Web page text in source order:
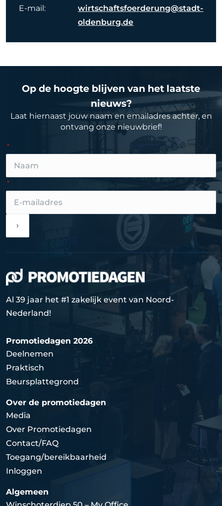
E-mail:
wirtschaftsfoerderung@stadt-
oldenburg.de
Op de hoogte blijven van het laatste
nieuws?
Laat hiernaast jouw naam en emailadres achter, en
ontvang onze nieuwbrief!
›
Al 39 jaar het #1 zakelijk event van Noord-
Nederland!
Promotiedagen 2026
Deelnemen
Praktisch
Beursplattegrond
Over de promotiedagen
Media
Over Promotiedagen
Contact/FAQ
Toegang/bereikbaarheid
Inloggen
Algemeen